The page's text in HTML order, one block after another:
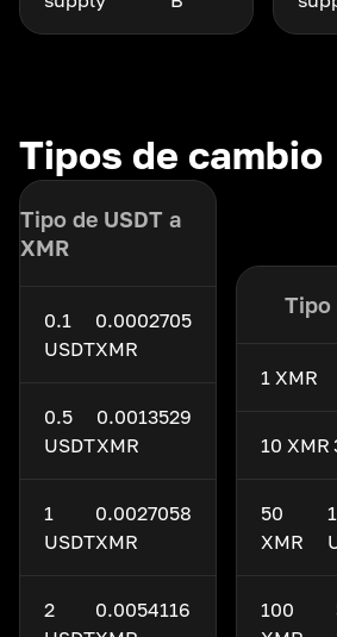
Tipos de cambio
Tipo de USDT a
XMR
0.1
USDT
0.0002705
XMR
0.5
USDT
0.0013529
XMR
1
USDT
0.0027058
XMR
2
0.0054116
Tipo
1 XMR
10 XMR
50
XMR
100